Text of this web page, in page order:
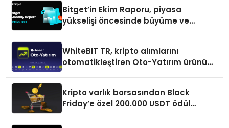
Bitget’in Ekim Raporu, piyasa
yükselişi öncesinde büyüme ve
WhiteBIT TR, kripto alımlarını
otomatikleştiren Oto-Yatırım ürününü
Kripto varlık borsasından Black
Friday’e özel 200.000 USDT ödül